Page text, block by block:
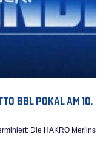
BBL POKAL AM 10.
Die HAKRO Merlins